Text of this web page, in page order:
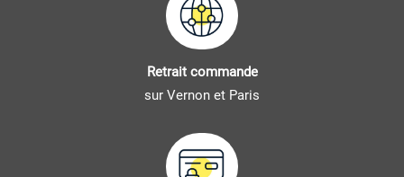
Retrait commande
sur Vernon et Paris